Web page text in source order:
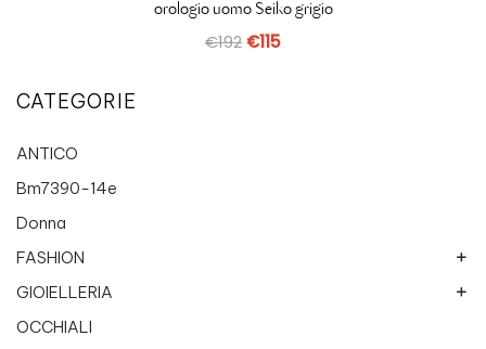
orologio uomo Seiko grigio
€192 €115
CATEGORIE
ANTICO
Bm7390-14e
Donna
FASHION
Breil Jewels
Collanine colorate
GIOIELLERIA
Chimento
OCCHIALI